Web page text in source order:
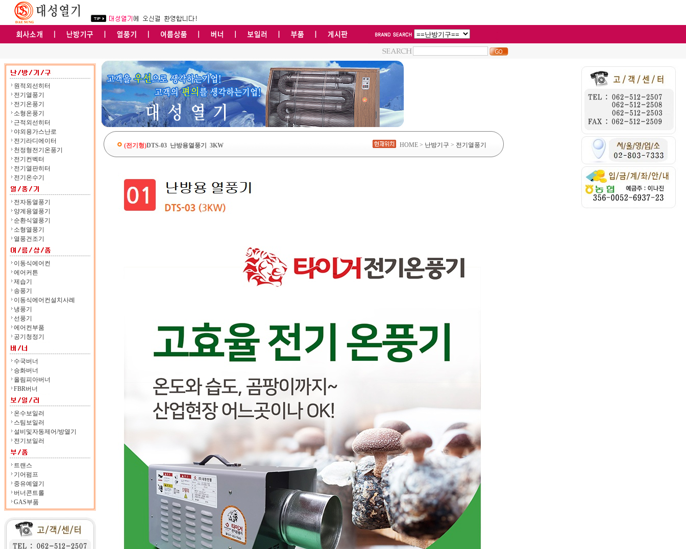
원적외선히터
전기열풍기
전기온풍기
소형온풍기
근적외선히터
야외용가스난로
전기라디에이터
천정형전기온풍기
전기컨벡터
전기열판히터
전기온수기
전자동열풍기
양계용열풍기
순환식열풍기
소형열풍기
열풍건조기
이동식에어컨
에어커튼
제습기
송풍기
이동식에어컨설치사례
냉풍기
선풍기
에어컨부품
공기청정기
수국버너
승화버너
올림피아버너
FBR버너
온수보일러
스팀보일러
설비및자동제어/방열기
전기보일러
트랜스
기어펌프
중유예열기
버너콘트롤
GAS부품
(전기형)DTS-03 난방용열풍기 3KW HOME > 난방기구 > 전기열풍기